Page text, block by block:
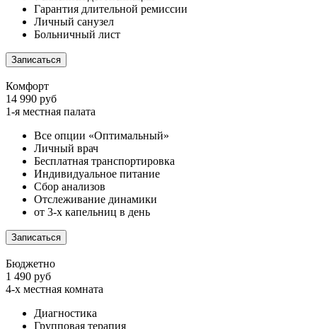
Гарантия длительной ремиссии
Личный санузел
Больничный лист
Записаться
Комфорт
14 990 руб
1-я местная палата
Все опции «Оптимальный»
Личный врач
Бесплатная транспортировка
Индивидуальное питание
Сбор анализов
Отслеживание динамики
от 3-х капельниц в день
Записаться
Бюджетно
1 490 руб
4-х местная комната
Диагностика
Групповая терапия